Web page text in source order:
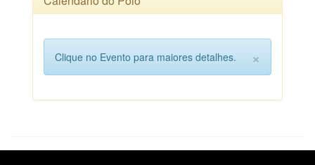
×
Clique no Evento para maiores detalhes.